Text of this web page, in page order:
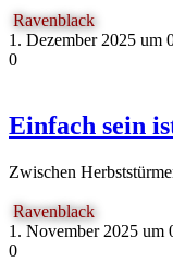
Ravenblack
1. Dezember 2025 um
0
Einfach sein
Zwischen
Ravenblack
1. November 2025 um
0